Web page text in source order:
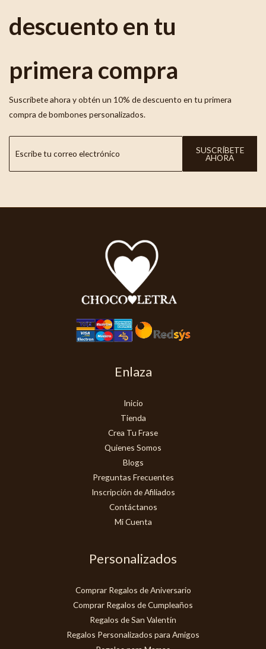
descuento en tu
primera compra
Suscríbete ahora y obtén un 10% de descuento en tu primera
compra de bombones personalizados.
SUSCRÍBETE
AHORA
Enlaza
Inicio
Tienda
Crea Tu Frase
Quienes Somos
Blogs
Preguntas Frecuentes
Inscripción de Afiliados
Contáctanos
Mi Cuenta
Personalizados
Comprar Regalos de Aniversario
Comprar Regalos de Cumpleaños
Regalos de San Valentín
Regalos Personalizados para Amigos